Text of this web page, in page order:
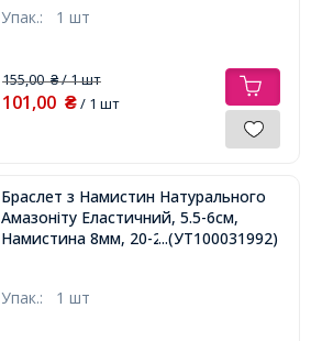
Упак.: 1 шт
155,00₴/ 1 шт
101,00 ₴/ 1 шт
Браслет з Намистин Натурального
Амазоніту Еластичний, 5.5-6см,
Намистина 8мм, 20-23шт/браслет,
...(УТ100031992)
Упак.: 1 шт